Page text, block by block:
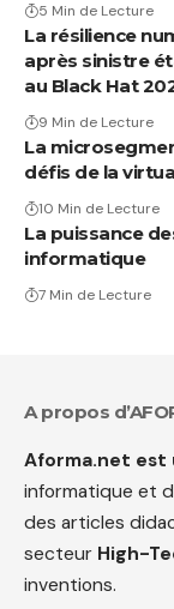
5 Min de Lecture
La résilience
après sinistre
au Black Hat
9 Min de Lecture
La
défis de la
10 Min de Lecture
La puissance
informatique
7 Min de Lecture
A propos
Aforma.net est
informatique et
des articles
secteur High-
inventions.